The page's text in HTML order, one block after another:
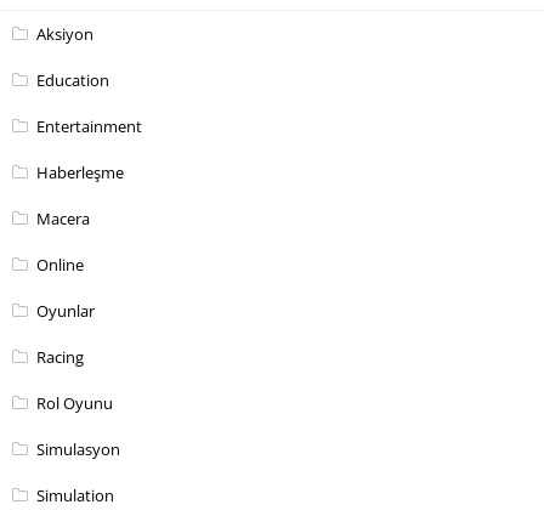
Aksiyon
Education
Entertainment
Haberleşme
Macera
Online
Oyunlar
Racing
Rol Oyunu
Simulasyon
Simulation